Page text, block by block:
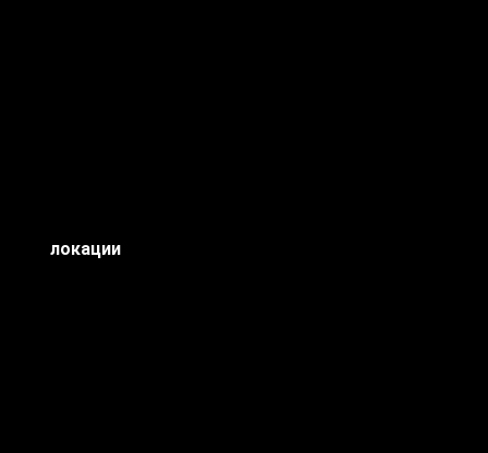
локации